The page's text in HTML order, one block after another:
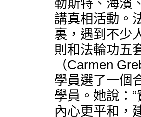
勒斯特、海濱
講真相活動。
裏，遇到不少
則和法輪功五
（Carmen
學員選了一個
學員。她說：
內心更平和，